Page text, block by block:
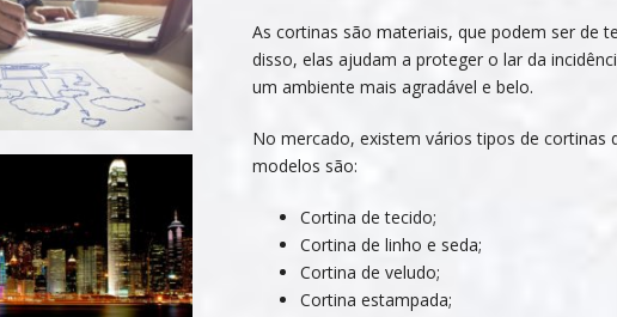
As cortinas são materiais, que podem ser de
disso, elas ajudam a proteger o lar da
um ambiente mais agradável e belo.
No mercado, existem vários tipos de cortinas
modelos são:
Cortina de tecido;
Cortina de linho e seda;
Cortina de veludo;
Cortina estampada;